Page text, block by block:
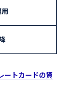
ートカードの資